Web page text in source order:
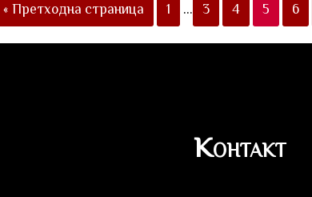
« Претходна страница 1 … 3 4 5 6
Контакт